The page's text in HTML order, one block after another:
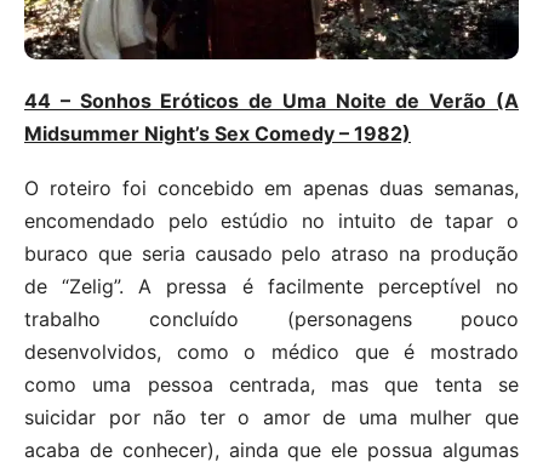
44 – Sonhos Eróticos de Uma Noite de Verão (A
Midsummer Night’s Sex Comedy – 1982)
O roteiro foi concebido em apenas duas semanas,
encomendado pelo estúdio no intuito de tapar o
buraco que seria causado pelo atraso na produção
de “Zelig”. A pressa é facilmente perceptível no
trabalho concluído (personagens pouco
desenvolvidos, como o médico que é mostrado
como uma pessoa centrada, mas que tenta se
suicidar por não ter o amor de uma mulher que
acaba de conhecer), ainda que ele possua algumas